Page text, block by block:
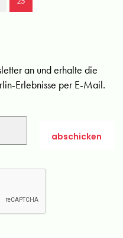
an und erhalte die
Erlebnisse per E-Mail.